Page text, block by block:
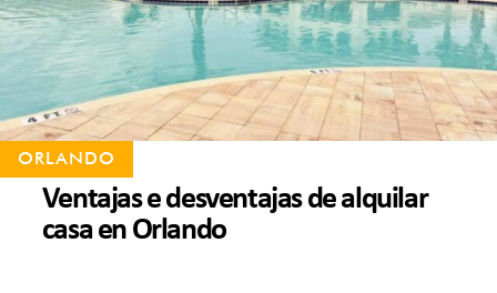
ORLANDO
Ventajas e desventajas de alquilar
casa en Orlando